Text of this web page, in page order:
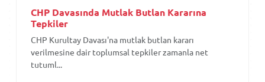
CHP Davasında Mutlak Butlan Kararına
Tepkiler
CHP Kurultay Davası'na mutlak butlan kararı
verilmesine dair toplumsal tepkiler zamanla net
tutuml...